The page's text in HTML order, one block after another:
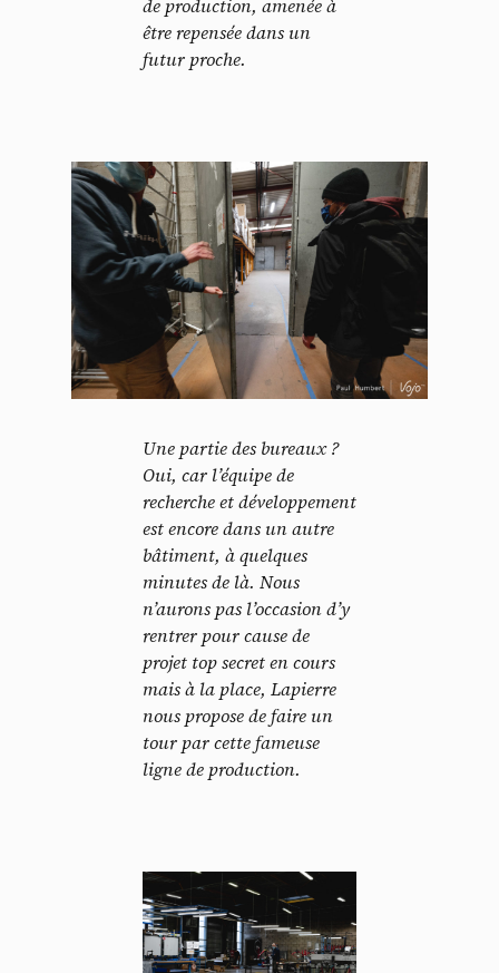
de production, amenée à
être repensée dans un
futur proche.
Une partie des bureaux ?
Oui, car l’équipe de
recherche et développement
est encore dans un autre
bâtiment, à quelques
minutes de là. Nous
n’aurons pas l’occasion d’y
rentrer pour cause de
projet top secret en cours
mais à la place, Lapierre
nous propose de faire un
tour par cette fameuse
ligne de production.